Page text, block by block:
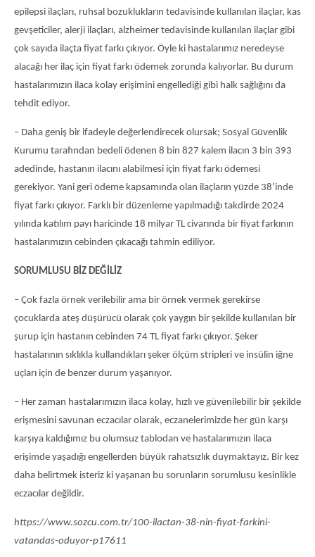
epilepsi ilaçları, ruhsal bozuklukların tedavisinde kullanılan ilaçlar, kas
gevşeticiler, alerji ilaçları, alzheimer tedavisinde kullanılan ilaçlar gibi
çok sayıda ilaçta fiyat farkı çıkıyor. Öyle ki hastalarımız neredeyse
alacağı her ilaç için fiyat farkı ödemek zorunda kalıyorlar. Bu durum
hastalarımızın ilaca kolay erişimini engellediği gibi halk sağlığını da
tehdit ediyor.
– Daha geniş bir ifadeyle değerlendirecek olursak; Sosyal Güvenlik
Kurumu tarafından bedeli ödenen 8 bin 827 kalem ilacın 3 bin 393
adedinde, hastanın ilacını alabilmesi için fiyat farkı ödemesi
gerekiyor. Yani geri ödeme kapsamında olan ilaçların yüzde 38’inde
fiyat farkı çıkıyor. Farklı bir düzenleme yapılmadığı takdirde 2024
yılında katılım payı haricinde 18 milyar TL civarında bir fiyat farkının
hastalarımızın cebinden çıkacağı tahmin ediliyor.
SORUMLUSU BİZ DEĞİLİZ
– Çok fazla örnek verilebilir ama bir örnek vermek gerekirse
çocuklarda ateş düşürücü olarak çok yaygın bir şekilde kullanılan bir
şurup için hastanın cebinden 74 TL fiyat farkı çıkıyor. Şeker
hastalarının sıklıkla kullandıkları şeker ölçüm stripleri ve insülin iğne
uçları için de benzer durum yaşanıyor.
– Her zaman hastalarımızın ilaca kolay, hızlı ve güvenilebilir bir şekilde
erişmesini savunan eczacılar olarak, eczanelerimizde her gün karşı
karşıya kaldığımız bu olumsuz tablodan ve hastalarımızın ilaca
erişimde yaşadığı engellerden büyük rahatsızlık duymaktayız. Bir kez
daha belirtmek isteriz ki yaşanan bu sorunların sorumlusu kesinlikle
eczacılar değildir.
https://www.sozcu.com.tr/100-ilactan-38-nin-fiyat-farkini-
vatandas-oduyor-p17611